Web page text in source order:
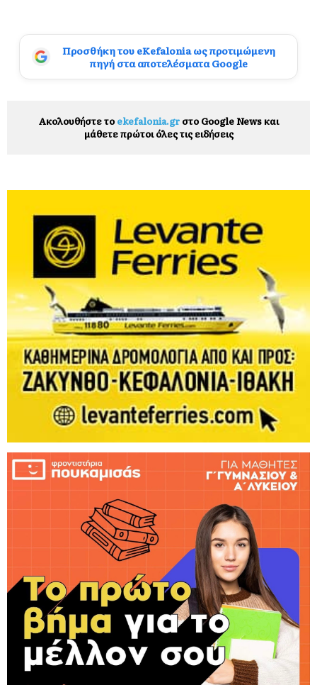
Προσθήκη του eKefalonia ως προτιμώμενη
πηγή στα αποτελέσματα Google
Ακολουθήστε το ekefalonia.grστο Google News και
μάθετε πρώτοι όλες τις ειδήσεις